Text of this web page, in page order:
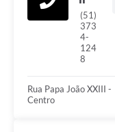
Agenda
(51)
373
4-
124
8
Rua Papa João XXIII -
Centro